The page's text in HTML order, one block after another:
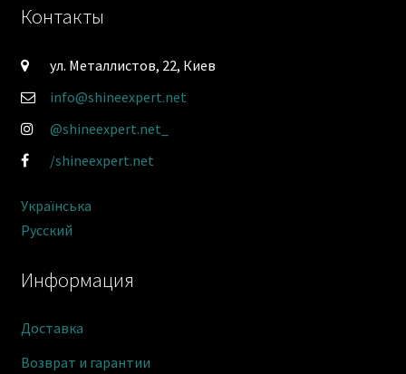
Информация
Доставка
Возврат и гарантии
Контакты
ул. Металлистов, 22, Киев
info@shineexpert.net
@shineexpert.net_
/shineexpert.net
Українська
Русский